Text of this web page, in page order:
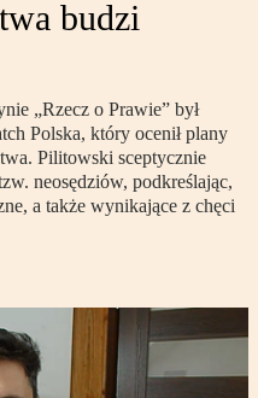
budzi
„Rzecz o Prawie” był
Polska, który ocenił plany
Pilitowski sceptycznie
neosędziów, podkreślając,
a także wynikające z chęci